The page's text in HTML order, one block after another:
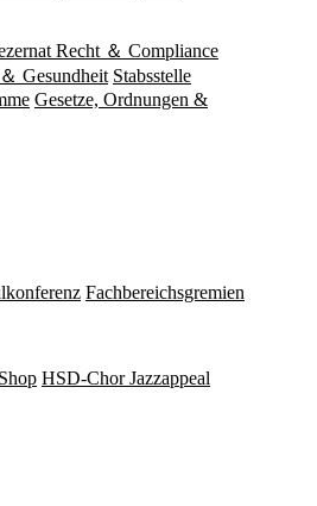
Recht ＆ Compliance
Gesundheit Stabsstelle
Gesetze, Ordnungen &
Fachbereichsgremien
HSD-Chor Jazzappeal